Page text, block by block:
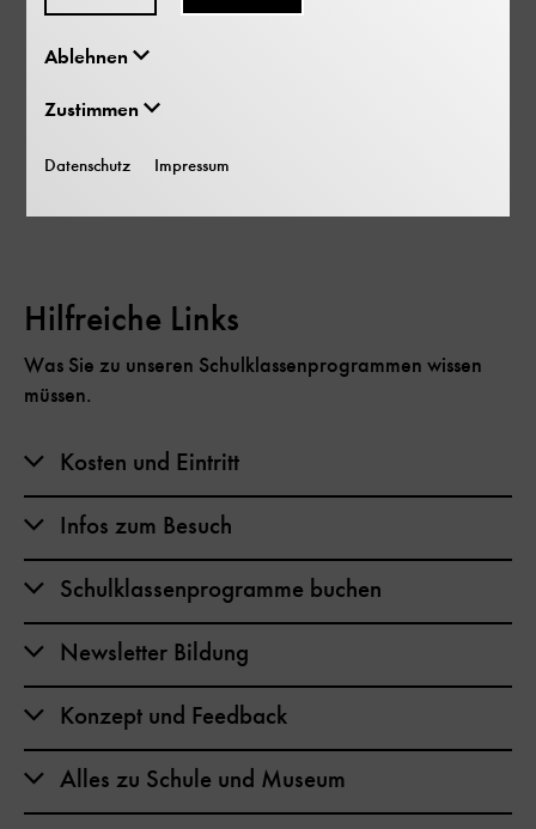
Hilfreiche Links
Was Sie zu unseren Schulklassenprogrammen wissen
müssen.
Kosten und Eintritt
Infos zum Besuch
Schulklassenprogramme buchen
Newsletter Bildung
Konzept und Feedback
Alles zu Schule und Museum
Ablehnen
Zustimmen
Datenschutz Impressum